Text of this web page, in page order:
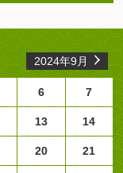
2024年9月
6 7
13 14
20 21